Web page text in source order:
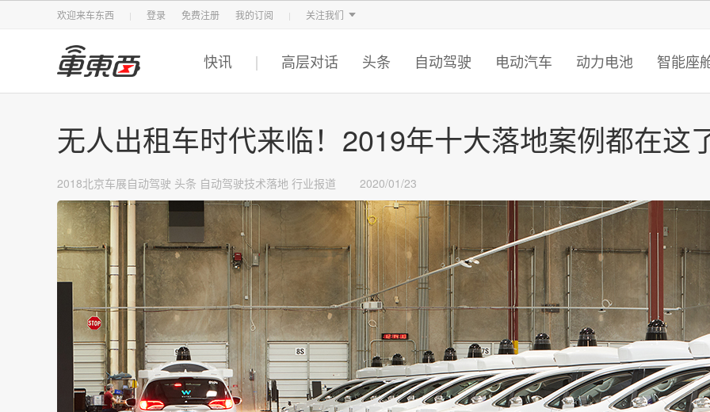
欢迎来车东西 登录 免费注册 我的订阅 关注我们
智东西 车东西 芯东西 智猩猩
快讯 高层对话 头条 自动驾驶 电动汽车 动力电池 智能座
无人出租车时代来临！2019年十大落地案例都在这
2018北京车展自动驾驶 头条 自动驾驶技术落地 行业报道 2020/01/23